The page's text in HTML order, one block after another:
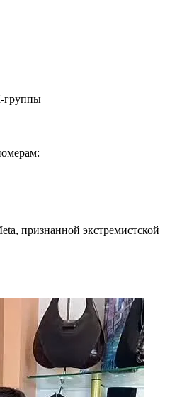
группы
признанной экстремистской